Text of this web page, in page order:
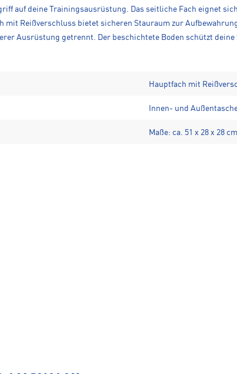
auf deine Trainingsausrüstung. Das seitliche Fach eignet
mit Reißverschluss bietet sicheren Stauraum zur
Ausrüstung getrennt. Der beschichtete Boden schützt
Hauptfach mit
Innen- und
Maße: ca. 51 x 28 x 28